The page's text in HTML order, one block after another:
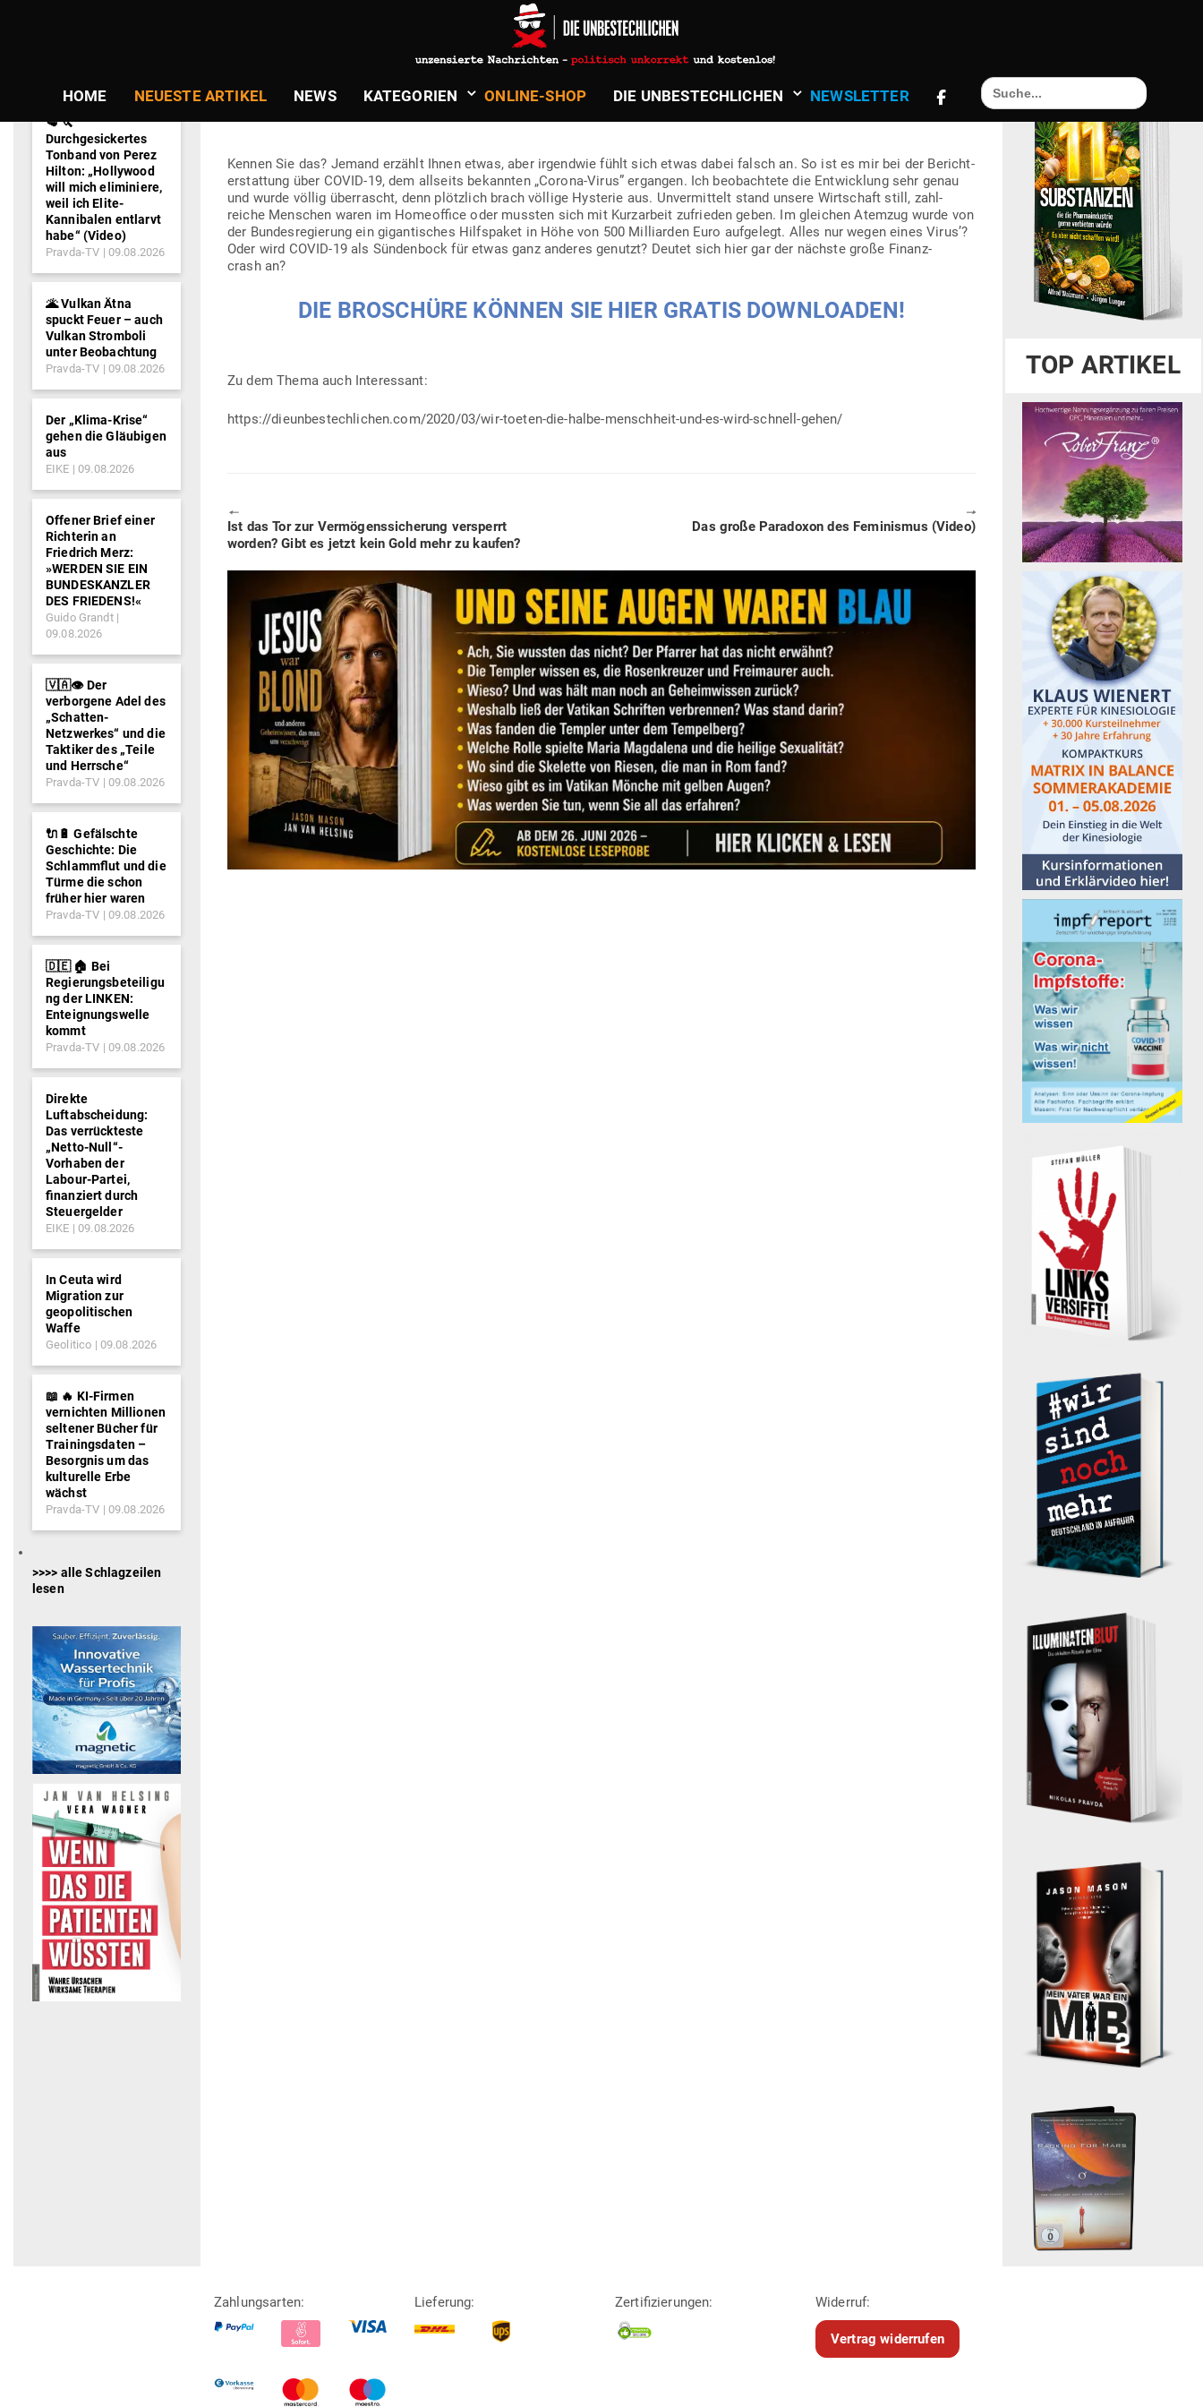
HOME NEUESTE ARTIKEL NEWS KATE­GORIEN ONLINE-SHOP DIE UNBE­STECH­LICHEN NEWS­LETTER
Search
for:
Politik & Aktuelles
BETROGEN! — DIE GLOBALE HYS­TERIE UM COVID-19
Kennen Sie das? Jemand erzählt Ihnen etwas, aber irgendwie fühlt sich etwas dabei falsch an. So ist es mir bei der Bericht­
erstattung über COVID-19, dem all­seits bekannten „Corona-Virus” ergangen. Ich beob­achtete die Ent­wicklung sehr genau
und wurde völlig über­rascht, denn plötzlich brach völlige Hys­terie aus. Unver­mittelt stand unsere Wirt­schaft still, zahl­
reiche Men­schen waren im Home­office oder mussten sich mit Kurz­arbeit zufrieden geben. Im gleichen Atemzug wurde von
der Bun­des­re­gierung ein gigan­ti­sches Hilfs­paket in Höhe von 500 Mil­li­arden Euro auf­gelegt. Alles nur wegen eines Virus’?
Oder wird COVID-19 als Sün­denbock für etwas ganz anderes genutzt? Deutet sich hier gar der nächste große Finanz­
crash an?
DIE BRO­SCHÜRE KÖNNEN SIE HIER GRATIS DOWNLOADEN!
Zu dem Thema auch Interessant:
https://dieunbestechlichen.com/2020/03/wir-toeten-die-halbe-menschheit-und-es-wird-schnell-gehen/
🠔
Previous
post:
Ist das Tor zur Ver­mö­gens­si­cherung ver­sperrt
worden? Gibt es jetzt kein Gold mehr zu kaufen?
🠖
Next
Das große Para­doxon des Femi­nismus (Video)
🥩 🔪
Durchgesickertes
Tonband von Perez
Hilton: „Hollywood
will mich eliminiere,
weil ich Elite-
Kannibalen entlarvt
habe“ (Video)
Pravda-TV 09.08.2026
🌋 Vulkan Ätna
spuckt Feuer – auch
Vulkan Stromboli
unter Beobachtung
Pravda-TV 09.08.2026
Der „Klima-Krise“
gehen die Gläubigen
aus
EIKE 09.08.2026
Offener Brief einer
Richterin an
Friedrich Merz:
»WERDEN SIE EIN
BUNDESKANZLER
DES FRIEDENS!«
Guido Grandt
09.08.2026
🇻🇦👁️ Der
verborgene Adel des
„Schatten-
Netzwerkes“ und die
Taktiker des „Teile
und Herrsche“
Pravda-TV 09.08.2026
🔌🔋 Gefälschte
Geschichte: Die
Schlammflut und die
Türme die schon
früher hier waren
Pravda-TV 09.08.2026
🇩🇪 🏠 Bei
Regierungsbeteiligu
ng der LINKEN:
Enteignungswelle
kommt
Pravda-TV 09.08.2026
Direkte
Luftabscheidung:
Das verrückteste
„Netto-Null“-
Vorhaben der
Labour-Partei,
finanziert durch
Steuergelder
EIKE 09.08.2026
In Ceuta wird
Migration zur
geopolitischen
Waffe
Geolitico 09.08.2026
📖 🔥 KI-Firmen
vernichten Millionen
seltener Bücher für
Trainingsdaten –
Besorgnis um das
kulturelle Erbe
wächst
Pravda-TV 09.08.2026
>>>> alle Schlagzeilen
lesen
TOP ARTIKEL
Zahlungsarten: Lieferung: Zertifizierungen: Widerruf:
Vertrag widerrufen